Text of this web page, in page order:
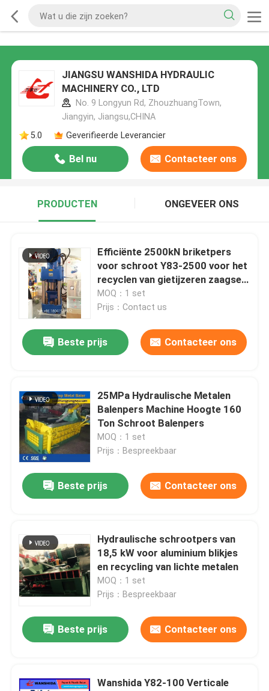
JIANGSU WANSHIDA HYDRAULIC
MACHINERY CO., LTD
No. 9 Longyun Rd, ZhouzhuangTown,
Jiangyin, Jiangsu,CHINA
5.0
Geverifieerde Leverancier
Bel nu Contacteer ons
PRODUCTEN ONGEVEER ONS
Efficiënte 2500kN briketpers
voor schroot Y83-2500 voor het
recyclen van gietijzeren zaagsel
en metaalsplinters
MOQ：1 set
Prijs：Contact us
Beste prijs Contacteer ons
25MPa Hydraulische Metalen
Balenpers Machine Hoogte 160
Ton Schroot Balenpers
MOQ：1 set
Prijs：Bespreekbaar
Beste prijs Contacteer ons
Hydraulische schrootpers van
18,5 kW voor aluminium blikjes
en recycling van lichte metalen
MOQ：1 set
Prijs：Bespreekbaar
Beste prijs Contacteer ons
Wanshida Y82-100 Verticale